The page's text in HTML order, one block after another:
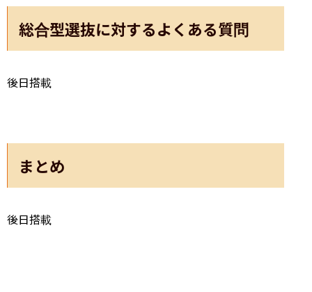
総合型選抜に対するよくある質問
後日搭載
まとめ
後日搭載